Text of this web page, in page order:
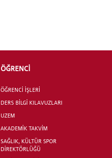
ÖĞRENCİ
ÖĞRENCİ İŞLERİ
DERS BİLGİ KILAVUZLARI
UZEM
AKADEMİK TAKVİM
SAĞLIK, KÜLTÜR SPOR
DİREKTÖRLÜĞÜ